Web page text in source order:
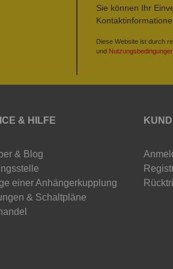
Sie können Ihr
Diese Website ist durch
und
& HILFE
& Blog
einer Anhängerkupplung
& Schaltpläne